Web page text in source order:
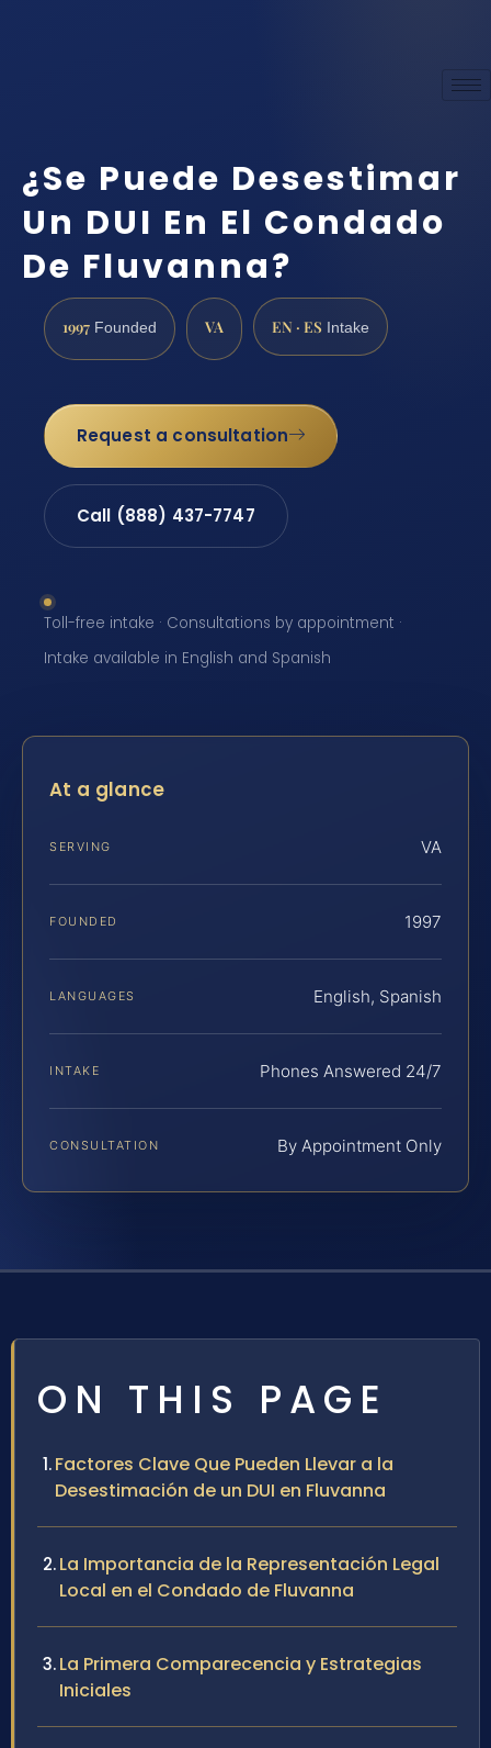
¿Se Puede Desestimar
Un DUI En El Condado
De Fluvanna?
1997 Founded VA EN · ES Intake
Request a consultation
Call (888) 437-7747
Toll-free intake · Consultations by appointment ·
Intake available in English and Spanish
At a glance
SERVING VA
FOUNDED 1997
LANGUAGES English, Spanish
INTAKE Phones Answered 24/7
CONSULTATION By Appointment Only
ON THIS PAGE
Factores Clave Que Pueden Llevar a la
Desestimación de un DUI en Fluvanna
La Importancia de la Representación Legal
Local en el Condado de Fluvanna
La Primera Comparecencia y Estrategias
Iniciales